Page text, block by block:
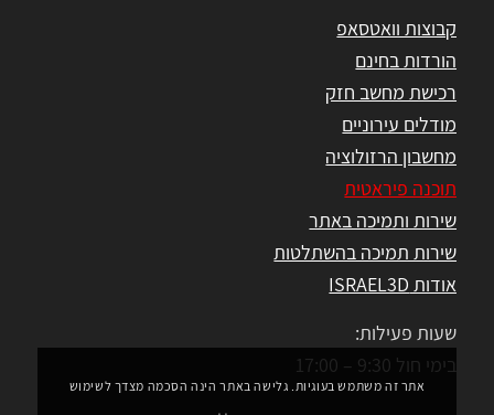
קבוצות וואטסאפ
הורדות בחינם
רכישת מחשב חזק
מודלים עירוניים
מחשבון הרזולוציה
תוכנה פיראטית
שירות ותמיכה באתר
שירות תמיכה בהשתלטות
אודות ISRAEL3D
שעות פעילות:
בימי חול 9:30 – 17:00
אתר זה משתמש בעוגיות. גלישה באתר הינה הסכמה מצדך לשימוש